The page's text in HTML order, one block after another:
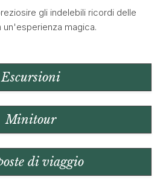
gli indelebili ricordi delle
magica.
Escursioni
Minitour
di viaggio